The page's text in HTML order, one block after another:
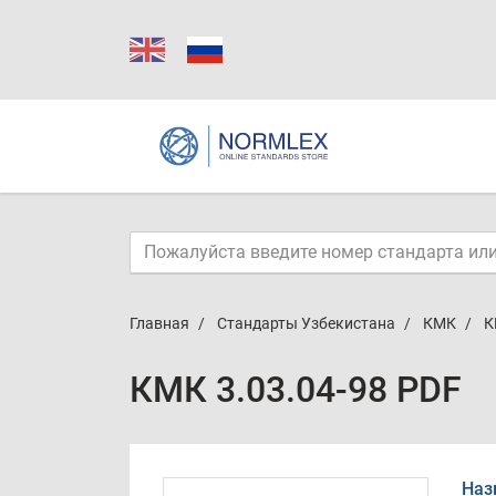
Главная Стандарты Узбекистана КМК
КМК 3.03.04-98 PDF